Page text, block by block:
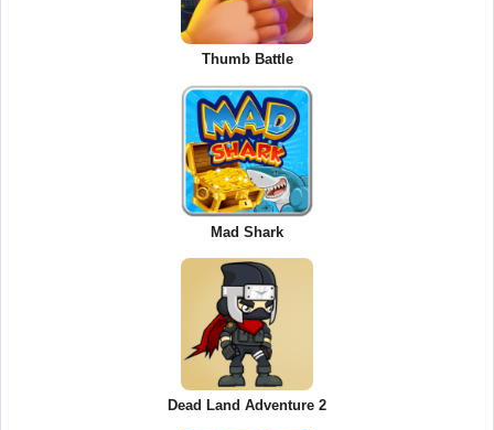
Thumb Battle
Mad Shark
Dead Land Adventure 2